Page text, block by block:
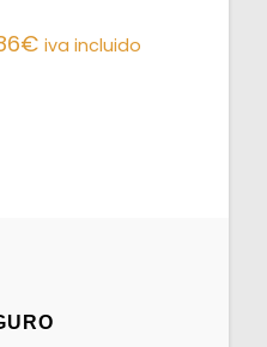
€ iva incluido